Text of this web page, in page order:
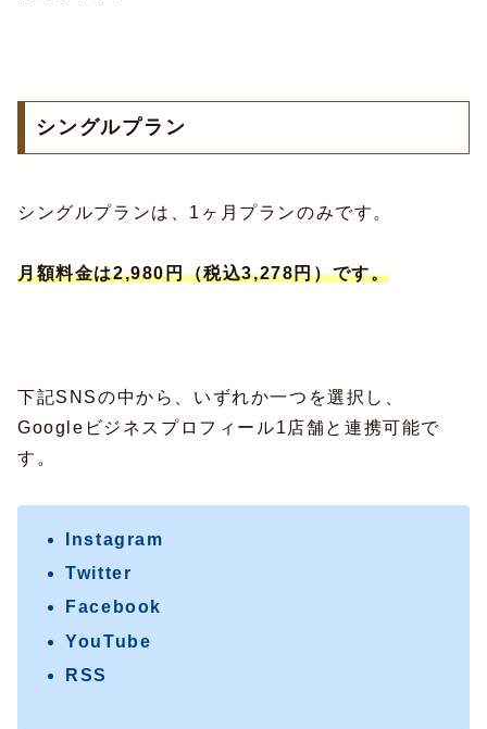
シングルプラン
シングルプランは、1ヶ月プランのみです。
月額料金は2,980円（税込3,278円）です。
下記SNSの中から、いずれか一つを選択し、
Googleビジネスプロフィール1店舗と連携可能で
す。
Instagram
Twitter
Facebook
YouTube
RSS